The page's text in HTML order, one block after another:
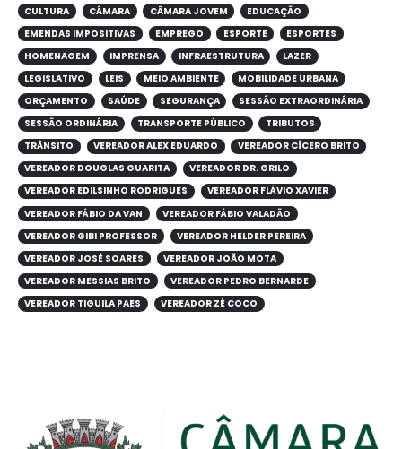
CULTURA
CÂMARA CÂMARA JOVEM
EDUCAÇÃO
EMENDAS IMPOSITIVAS
EMPREGO ESPORTE
ESPORTES
HOMENAGEM
IMPRENSA INFRAESTRUTURA
LAZER
LEGISLATIVO
LEIS MEIO AMBIENTE
MOBILIDADE URBANA
ORÇAMENTO
SAÚDE SEGURANÇA
SESSÃO EXTRAORDINÁRIA
SESSÃO ORDINÁRIA
TRANSPORTE PÚBLICO
TRIBUTOS
TRÂNSITO
VEREADOR ALEX EDUARDO
VEREADOR CÍCERO BRITO
VEREADOR DOUGLAS GUARITA
VEREADOR DR. GRILO
VEREADOR EDILSINHO RODRIGUES
VEREADOR FLÁVIO XAVIER
VEREADOR FÁBIO DA VAN
VEREADOR FÁBIO VALADÃO
VEREADOR GIBI PROFESSOR
VEREADOR HELDER PEREIRA
VEREADOR JOSÉ SOARES
VEREADOR JOÃO MOTA
VEREADOR MESSIAS BRITO
VEREADOR PEDRO BERNARDE
VEREADOR TIGUILA PAES
VEREADOR ZÉ COCO